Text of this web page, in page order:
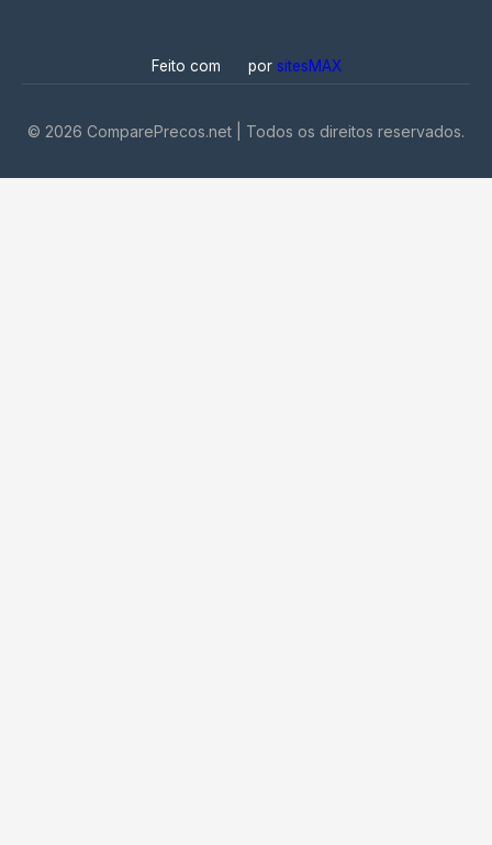
Feito com por sitesMAX
© 2026 ComparePrecos.net | Todos os direitos reservados.